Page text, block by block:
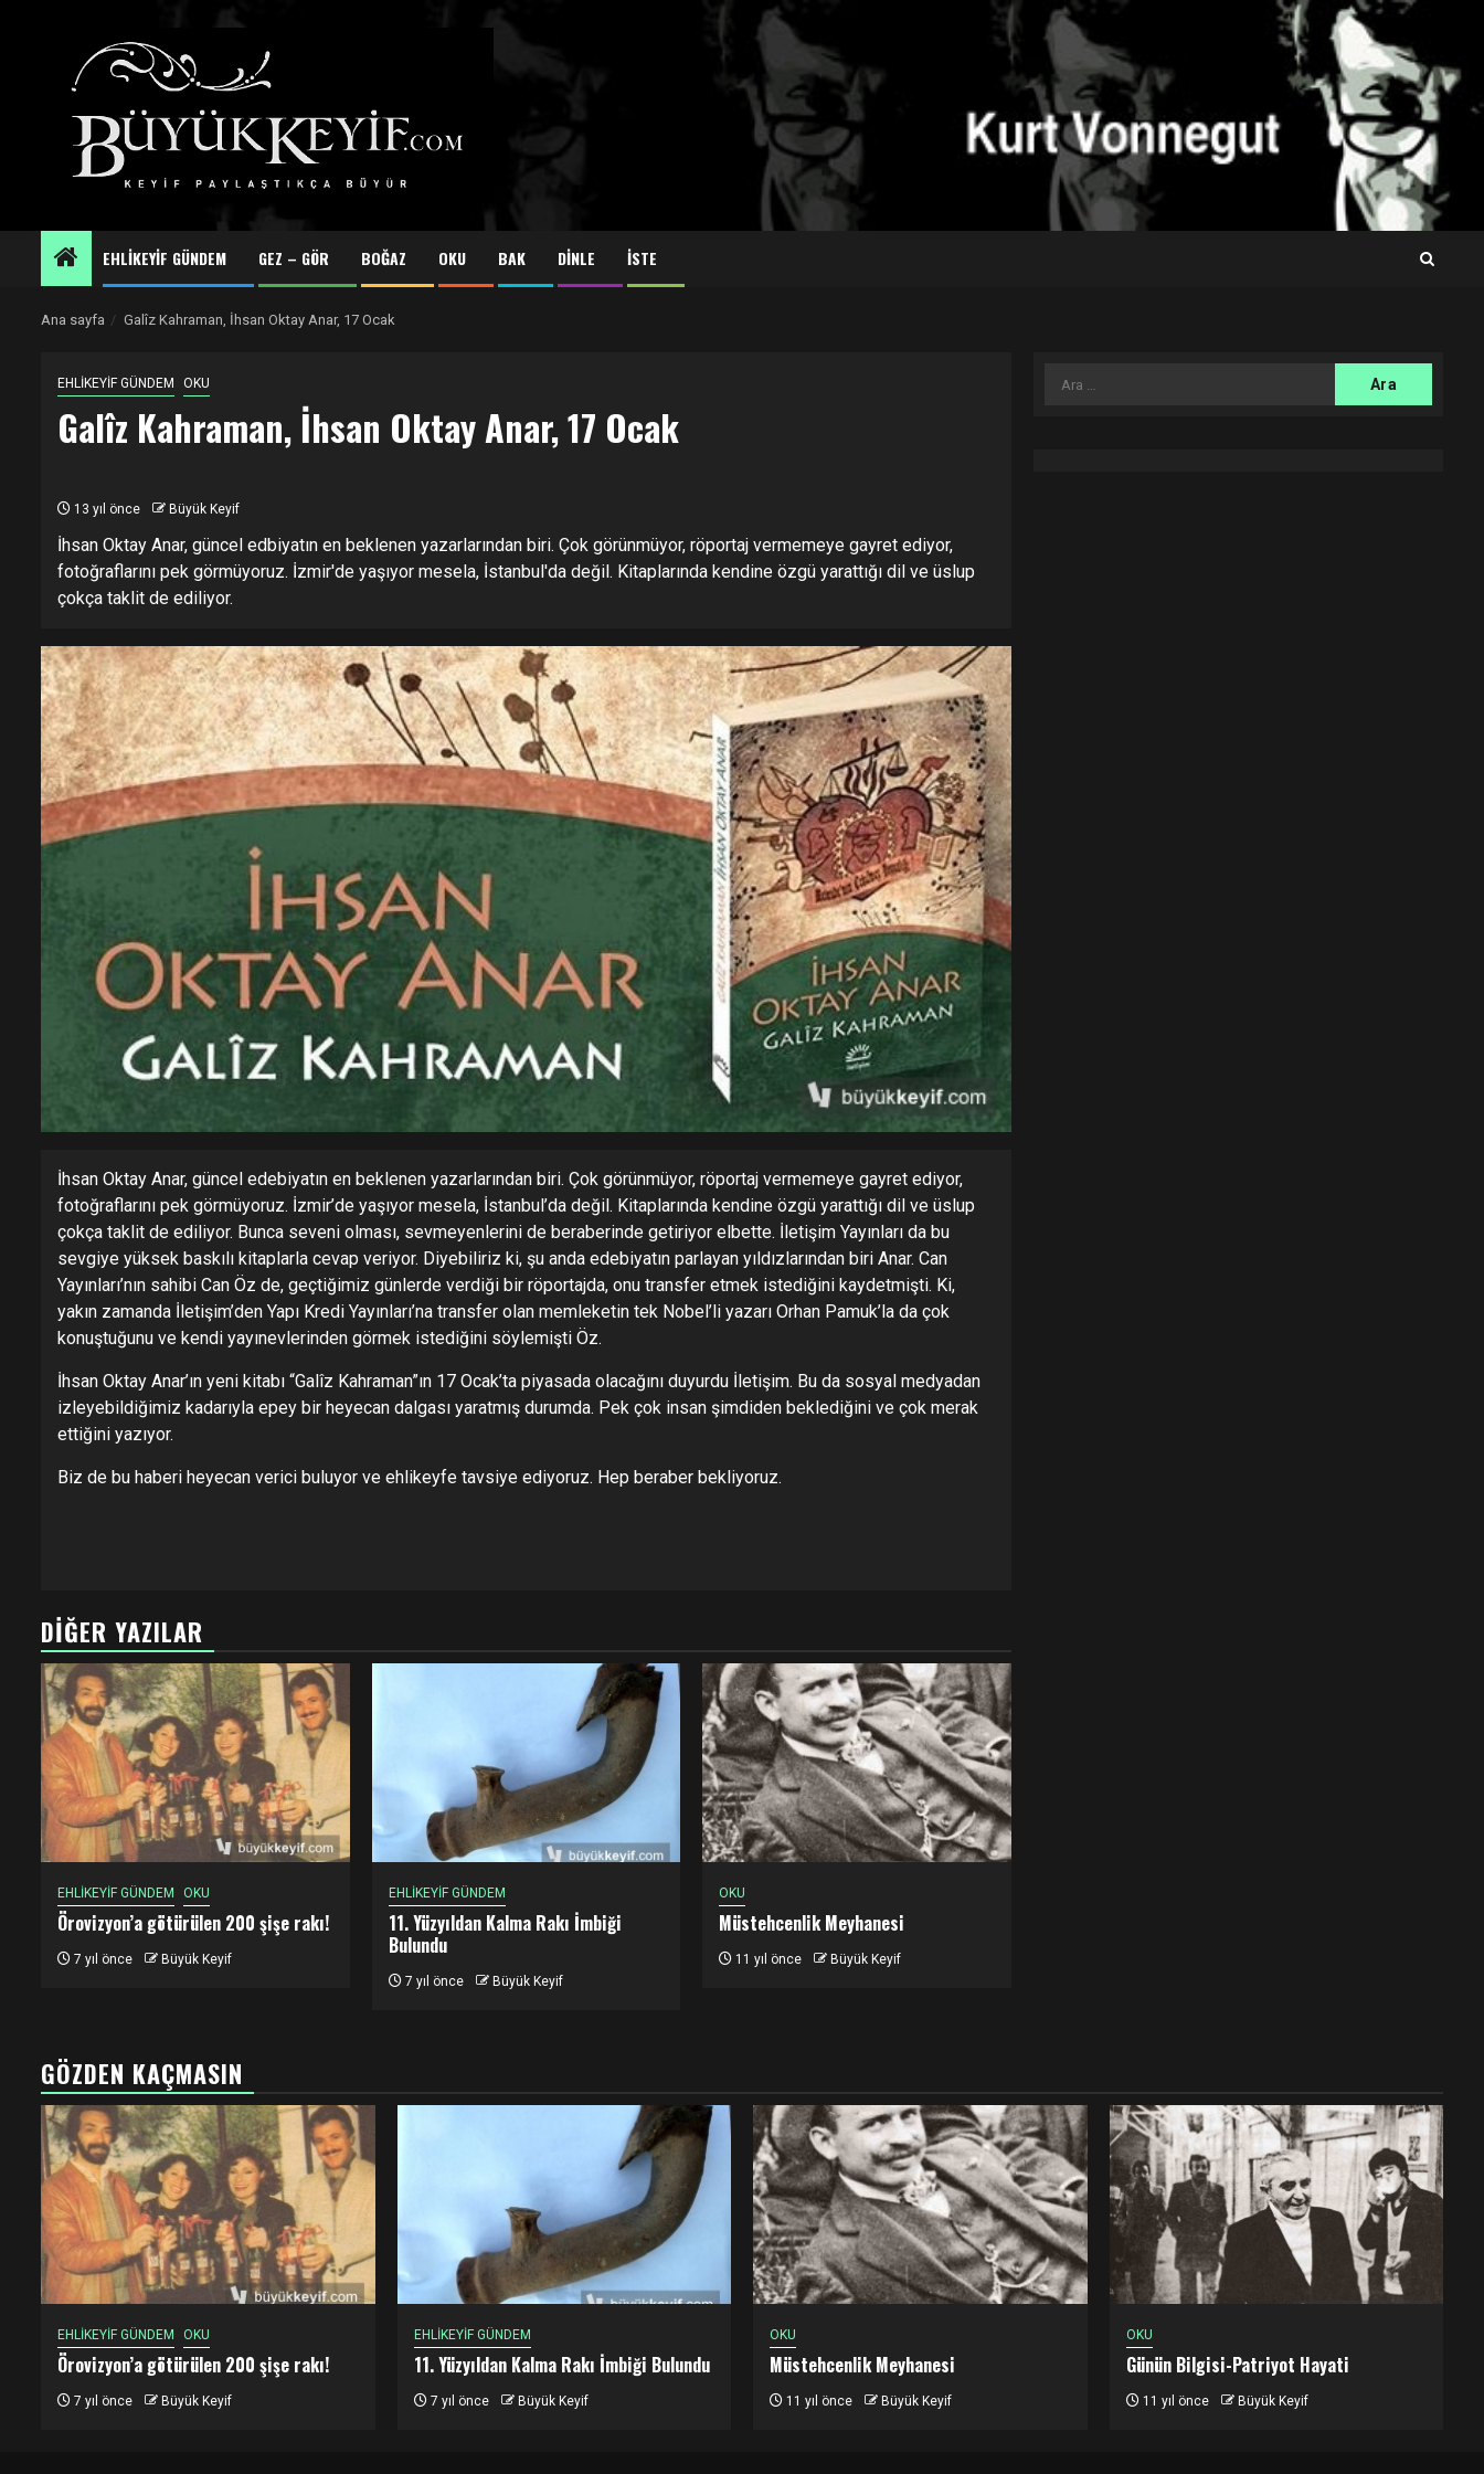
EHLİKEYİF GÜNDEM GEZ – GÖR BOĞAZ OKU BAK DİNLE İSTE
Ana sayfa Galîz Kahraman, İhsan Oktay Anar, 17 Ocak
EHLİKEYİF GÜNDEM OKU
Galîz Kahraman, İhsan Oktay Anar, 17 Ocak
13 yıl önce Büyük Keyif
İhsan Oktay Anar, güncel edbiyatın en beklenen yazarlarından biri. Çok görünmüyor, röportaj vermemeye gayret ediyor,
fotoğraflarını pek görmüyoruz. İzmir'de yaşıyor mesela, İstanbul'da değil. Kitaplarında kendine özgü yarattığı dil ve üslup
çokça taklit de ediliyor.
İhsan Oktay Anar, güncel edebiyatın en beklenen yazarlarından biri. Çok görünmüyor, röportaj vermemeye gayret ediyor,
fotoğraflarını pek görmüyoruz. İzmir’de yaşıyor mesela, İstanbul’da değil. Kitaplarında kendine özgü yarattığı dil ve üslup
çokça taklit de ediliyor. Bunca seveni olması, sevmeyenlerini de beraberinde getiriyor elbette. İletişim Yayınları da bu
sevgiye yüksek baskılı kitaplarla cevap veriyor. Diyebiliriz ki, şu anda edebiyatın parlayan yıldızlarından biri Anar. Can
Yayınları’nın sahibi Can Öz de, geçtiğimiz günlerde verdiği bir röportajda, onu transfer etmek istediğini kaydetmişti. Ki,
yakın zamanda İletişim’den Yapı Kredi Yayınları’na transfer olan memleketin tek Nobel’li yazarı Orhan Pamuk’la da çok
konuştuğunu ve kendi yayınevlerinden görmek istediğini söylemişti Öz.
İhsan Oktay Anar’ın yeni kitabı “Galîz Kahraman”ın 17 Ocak’ta piyasada olacağını duyurdu İletişim. Bu da sosyal medyadan
izleyebildiğimiz kadarıyla epey bir heyecan dalgası yaratmış durumda. Pek çok insan şimdiden beklediğini ve çok merak
ettiğini yazıyor.
Biz de bu haberi heyecan verici buluyor ve ehlikeyfe tavsiye ediyoruz. Hep beraber bekliyoruz.
DIĞER YAZILAR
EHLİKEYİF GÜNDEM OKU
Örovizyon’a götürülen 200 şişe rakı!
7 yıl önce Büyük Keyif
EHLİKEYİF GÜNDEM
11. Yüzyıldan Kalma Rakı İmbiği
Bulundu
7 yıl önce Büyük Keyif
OKU
Müstehcenlik Meyhanesi
11 yıl önce Büyük Keyif
Arama:
GÖZDEN KAÇMASIN
EHLİKEYİF GÜNDEM OKU
Örovizyon’a götürülen 200 şişe rakı!
7 yıl önce Büyük Keyif
EHLİKEYİF GÜNDEM
11. Yüzyıldan Kalma Rakı İmbiği Bulundu
7 yıl önce Büyük Keyif
OKU
Müstehcenlik Meyhanesi
11 yıl önce Büyük Keyif
OKU
Günün Bilgisi-Patriyot Hayati
11 yıl önce Büyük Keyif